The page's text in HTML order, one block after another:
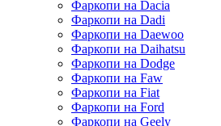
Фаркопи на Dacia
Фаркопи на Dadi
Фаркопи на Daewoo
Фаркопи на Daihatsu
Фаркопи на Dodge
Фаркопи на Faw
Фаркопи на Fiat
Фаркопи на Ford
Фаркопи на Geely